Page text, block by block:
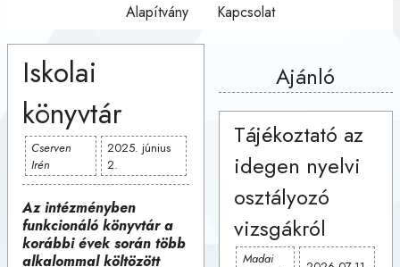
Alapítvány
Kapcsolat
Iskolai
könyvtár
Cserven
Irén
2025. június
2.
Az intézményben
funkcionáló könyvtár a
korábbi évek során több
alkalommal költözött
Ajánló
Tájékoztató az
idegen nyelvi
osztályozó
vizsgákról
Madai